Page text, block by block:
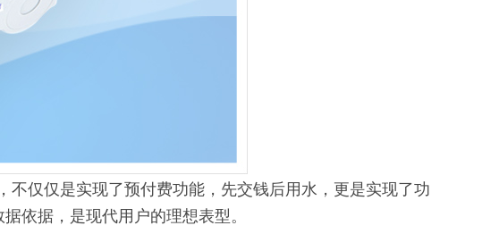
仅仅是实现了预付费功能，先交钱后用水，更是实现了功
依据，是现代用户的理想表型。